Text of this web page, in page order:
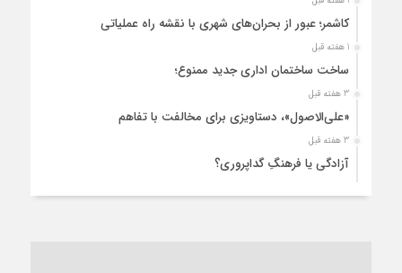
کاشمر؛ عبور از بحران‌های شهری با نقشه راه عملیاتی
1 هفته قبل
ساخت ساختمان اداری جدید ممنوع؛
3 هفته قبل
«علی‌الاصول»، دستاویزی برای مخالفت با تفاهم
3 هفته قبل
آزادگی یا فرهنگِ گداپروری؟